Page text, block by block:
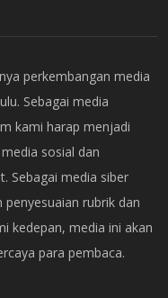
perkembangan media
Sebagai media
kami harap menjadi
sosial dan
Sebagai media siber
rubrik dan
kedepan, media ini akan
para pembaca.